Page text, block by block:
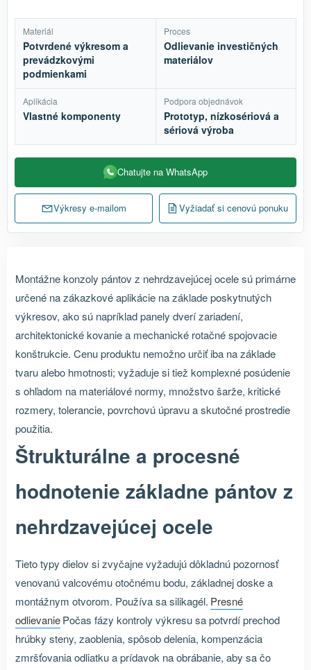
Materiál
Potvrdené výkresom a
prevádzkovými
podmienkami
Proces
Odlievanie investičných
materiálov
Aplikácia
Vlastné komponenty
Podpora objednávok
Prototyp, nízkosériová a
sériová výroba
Chatujte na WhatsApp
Výkresy e-mailom Vyžiadať si cenovú ponuku
Montážne konzoly pántov z nehrdzavejúcej ocele sú primárne
určené na zákazkové aplikácie na základe poskytnutých
výkresov, ako sú napríklad panely dverí zariadení,
architektonické kovanie a mechanické rotačné spojovacie
konštrukcie. Cenu produktu nemožno určiť iba na základe
tvaru alebo hmotnosti; vyžaduje si tiež komplexné posúdenie
s ohľadom na materiálové normy, množstvo šarže, kritické
rozmery, tolerancie, povrchovú úpravu a skutočné prostredie
použitia.
Štrukturálne a procesné
hodnotenie základne pántov z
nehrdzavejúcej ocele
Tieto typy dielov si zvyčajne vyžadujú dôkladnú pozornosť
venovanú valcovému otočnému bodu, základnej doske a
montážnym otvorom. Používa sa silikagél. Presné
odlievaniePočas fázy kontroly výkresu sa potvrdí prechod
hrúbky steny, zaoblenia, spôsob delenia, kompenzácia
zmršťovania odliatku a prídavok na obrábanie, aby sa čo